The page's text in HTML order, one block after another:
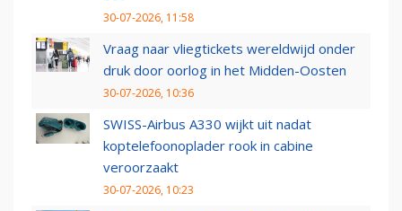
30-07-2026, 11:58
Vraag naar vliegtickets wereldwijd onder
druk door oorlog in het Midden-Oosten
30-07-2026, 10:36
SWISS-Airbus A330 wijkt uit nadat
koptelefoonoplader rook in cabine
veroorzaakt
30-07-2026, 10:23